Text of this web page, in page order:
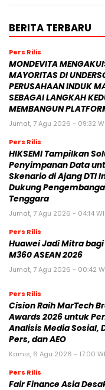
BERITA TERBARU
Pers Rilis
MONDEVITA
MAYORITAS DI
PERUSAHAAN INDUK
SEBAGAI LANGKAH
MEMBANGUN
Jumat, 7 Agu 2026 - 09:32
Pers Rilis
HIKSEMI Tampilkan
Penyimpanan Data
Skenario di Ajang DTI
Dukung
Tenggara
Jumat, 7 Agu 2026 - 04:14
Pers Rilis
Huawei Jadi Mitra bagi
M360 ASEAN 2026
Jumat, 7 Agu 2026 - 00:42
Pers Rilis
Cision Raih MarTech
Awards 2026 untuk
Analisis Media Sosial,
Pers, dan AEO
Kamis, 6 Agu 2026 - 17:00
Pers Rilis
Fair Finance Asia